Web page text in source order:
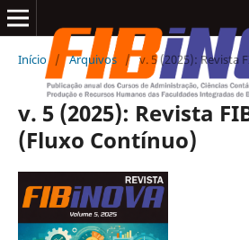
Início / Arquivos / v. 5 (2025): Revista
v. 5 (2025): Revista
(Fluxo Contínuo)